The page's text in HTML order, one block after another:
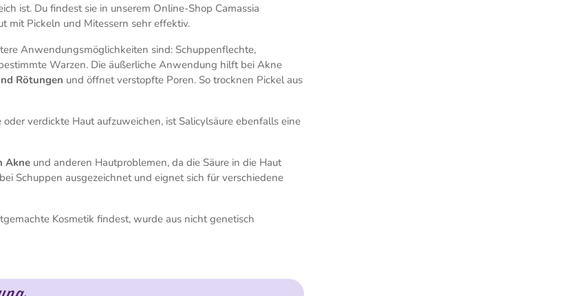
ist. Du findest sie in unserem Online-Shop Camassia
mit Pickeln und Mitessern sehr effektiv.
Anwendungsmöglichkeiten sind: Schuppenflechte,
Warzen. Die äußerliche Anwendung hilft bei Akne
Rötungen und öffnet verstopfte Poren. So trocknen Pickel aus
verdickte Haut aufzuweichen, ist Salicylsäure ebenfalls eine
Akne und anderen Hautproblemen, da die Säure in die Haut
Schuppen ausgezeichnet und eignet sich für verschiedene
Kosmetik findest, wurde aus nicht genetisch